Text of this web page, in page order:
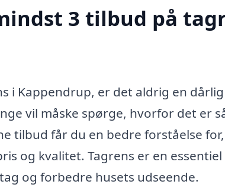
3 tilbud på
i Kappendrup, er det aldrig en
vil måske spørge, hvorfor det er
tilbud får du en bedre forståelse
og kvalitet. Tagrens er en
og forbedre husets udseende.